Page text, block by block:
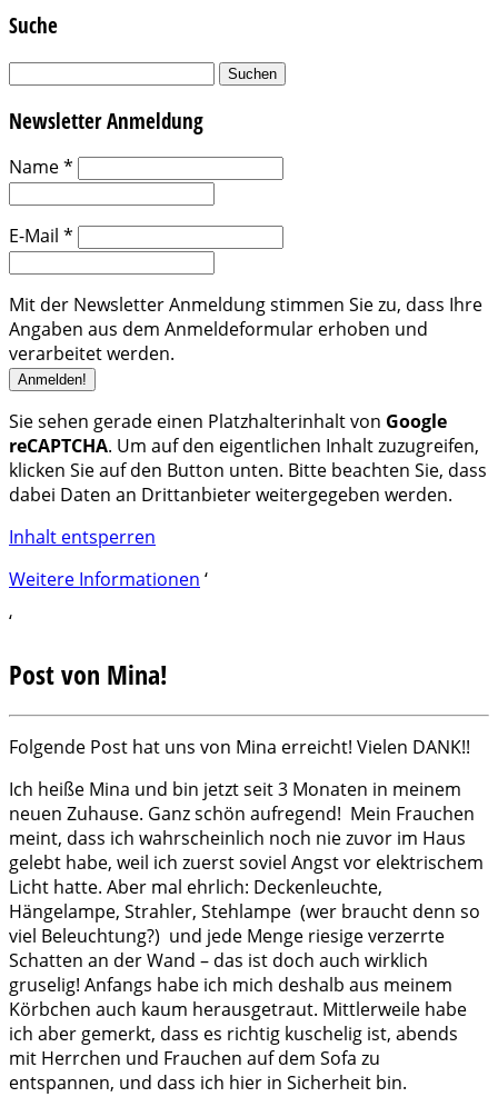
Suche
Suchen
Newsletter Anmeldung
Name*
E-Mail *
Mit der Newsletter Anmeldung stimmen Sie zu, dass Ihre
Angaben aus dem Anmeldeformular erhoben und
verarbeitet werden.
Sie sehen gerade einen Platzhalterinhalt von Google
reCAPTCHA. Um auf den eigentlichen Inhalt zuzugreifen,
klicken Sie auf den Button unten. Bitte beachten Sie, dass
dabei Daten an Drittanbieter weitergegeben werden.
Inhalt entsperren
Weitere Informationen ‘
‘
Post von Mina!
Folgende Post hat uns von Mina erreicht! Vielen DANK!!
Ich heiße Mina und bin jetzt seit 3 Monaten in meinem
neuen Zuhause. Ganz schön aufregend! Mein Frauchen
meint, dass ich wahrscheinlich noch nie zuvor im Haus
gelebt habe, weil ich zuerst soviel Angst vor elektrischem
Licht hatte. Aber mal ehrlich: Deckenleuchte,
Hängelampe, Strahler, Stehlampe (wer braucht denn so
viel Beleuchtung?) und jede Menge riesige verzerrte
Schatten an der Wand – das ist doch auch wirklich
gruselig! Anfangs habe ich mich deshalb aus meinem
Körbchen auch kaum herausgetraut. Mittlerweile habe
ich aber gemerkt, dass es richtig kuschelig ist, abends
mit Herrchen und Frauchen auf dem Sofa zu
entspannen, und dass ich hier in Sicherheit bin.